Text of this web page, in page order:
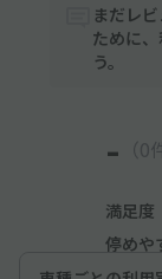
まだレ
ために
う。
- （0
満足度
停めや